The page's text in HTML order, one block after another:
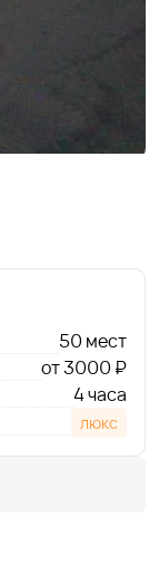
50 мест
от 3000 ₽
4 часа
люкс